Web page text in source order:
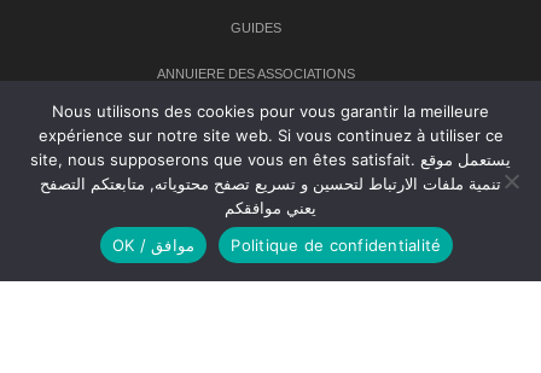
GUIDES
ANNUIERE DES ASSOCIATIONS
Newsletter
Inscrivez-vous à notre newsletter pour recevoir les dernières
nouvelles sur TANMIA
Nous utilisons des cookies pour vous garantir la meilleure
expérience sur notre site web. Si vous continuez à utiliser ce
site, nous supposerons que vous en êtes satisfait. يستعمل موقع
تنمية ملفات الارتباط لتحسين و تسريع تصفح محتوياته, متابعتكم التصفح
يعني موافقكم
OK / موافق
Politique de confidentialité